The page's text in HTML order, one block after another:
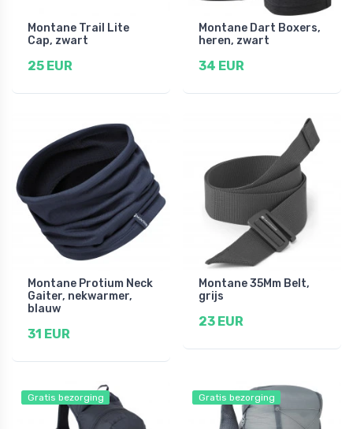
Montane Trail Lite
Cap, zwart
25 EUR
Montane Dart Boxers,
heren, zwart
34 EUR
Montane Protium Neck
Gaiter, nekwarmer,
blauw
31 EUR
Montane 35Mm Belt,
grijs
23 EUR
Gratis bezorging Gratis bezorging